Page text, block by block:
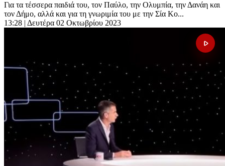
Για τα τέσσερα παιδιά του, τον Παύλο, την Ολυμπία, την Δανάη και
τον Δήμο, αλλά και για τη γνωριμία του με την Σία Κο...
13:28 | Δευτέρα 02 Οκτωβρίου 2023